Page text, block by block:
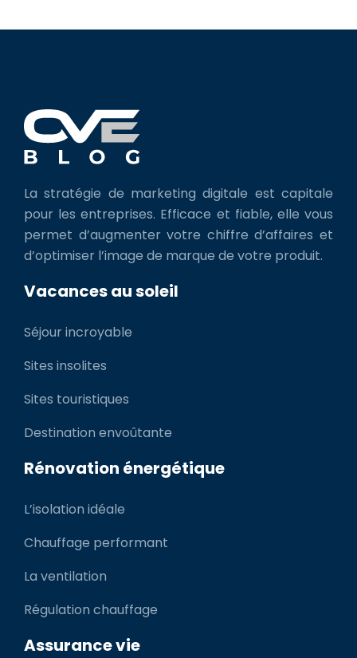
La stratégie de marketing digitale est capitale
pour les entreprises. Efficace et fiable, elle vous
permet d’augmenter votre chiffre d’affaires et
d’optimiser l’image de marque de votre produit.
Vacances au soleil
Séjour incroyable
Sites insolites
Sites touristiques
Destination envoûtante
Rénovation énergétique
L’isolation idéale
Chauffage performant
La ventilation
Régulation chauffage
Assurance vie